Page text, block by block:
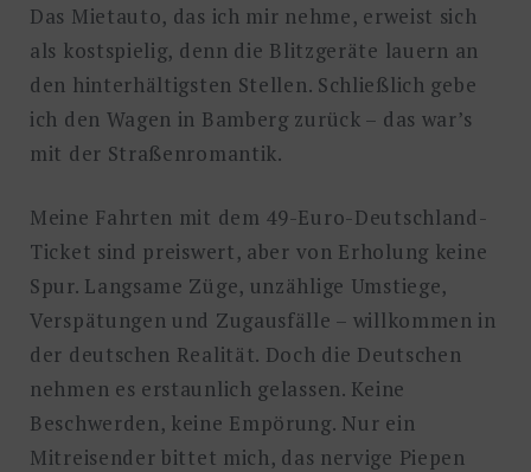
Das Mietauto, das ich mir nehme, erweist sich
als kostspielig, denn die Blitzgeräte lauern an
den hinterhältigsten Stellen. Schließlich gebe
ich den Wagen in Bamberg zurück – das war’s
mit der Straßenromantik.
Meine Fahrten mit dem 49-Euro-Deutschland-
Ticket sind preiswert, aber von Erholung keine
Spur. Langsame Züge, unzählige Umstiege,
Verspätungen und Zugausfälle – willkommen in
der deutschen Realität. Doch die Deutschen
nehmen es erstaunlich gelassen. Keine
Beschwerden, keine Empörung. Nur ein
Mitreisender bittet mich, das nervige Piepen